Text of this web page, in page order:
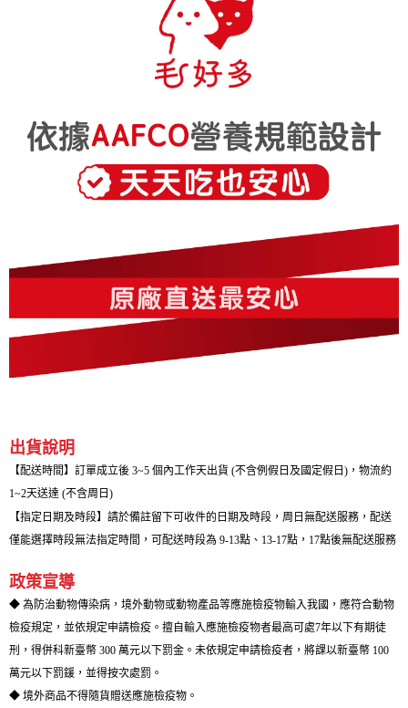
出貨說明
【配送時間】訂單成立後 3~5 個內工作天出貨 (不含例假日及國定假日)，物流約
1~2天送達 (不含周日)
【指定日期及時段】請於備註留下可收件的日期及時段，周日無配送服務，配送
僅能選擇時段無法指定時間，可配送時段為 9-13點、13-17點，17點後無配送服務
政策宣導
◆ 為防治動物傳染病，境外動物或動物產品等應施檢疫物輸入我國，應符合動物
檢疫規定，並依規定申請檢疫。擅自輸入應施檢疫物者最高可處7年以下有期徒
刑，得併科新臺幣 300 萬元以下罰金。未依規定申請檢疫者，將課以新臺幣 100
萬元以下罰鍰，並得按次處罰。
◆ 境外商品不得隨貨贈送應施檢疫物。